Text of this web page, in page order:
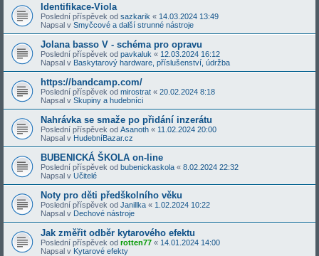
Identifikace-Viola
Poslední příspěvek od sazkarik « 14.03.2024 13:49
Napsal v Smyčcové a další strunné nástroje
Jolana basso V - schéma pro opravu
Poslední příspěvek od pavkaluk « 12.03.2024 16:12
Napsal v Baskytarový hardware, příslušenství, údržba
https://bandcamp.com/
Poslední příspěvek od mirostrat « 20.02.2024 8:18
Napsal v Skupiny a hudebníci
Nahrávka se smaže po přidání inzerátu
Poslední příspěvek od Asanoth « 11.02.2024 20:00
Napsal v HudebníBazar.cz
BUBENICKÁ ŠKOLA on-line
Poslední příspěvek od bubenickaskola « 8.02.2024 22:32
Napsal v Učitelé
Noty pro děti předškolního věku
Poslední příspěvek od Janillka « 1.02.2024 10:22
Napsal v Dechové nástroje
Jak změřit odběr kytarového efektu
Poslední příspěvek od rotten77 « 14.01.2024 14:00
Napsal v Kytarové efekty